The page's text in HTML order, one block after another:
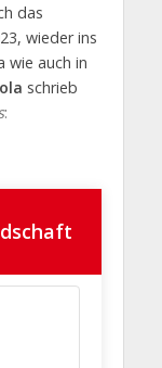
das
wieder ins
wie auch in
schrieb
: